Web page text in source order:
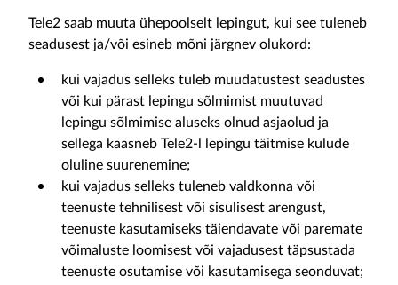
Tele2 saab muuta ühepoolselt lepingut, kui see tuleneb
seadusest ja/või esineb mõni järgnev olukord:
kui vajadus selleks tuleb muudatustest seadustes
või kui pärast lepingu sõlmimist muutuvad
lepingu sõlmimise aluseks olnud asjaolud ja
sellega kaasneb Tele2-l lepingu täitmise kulude
oluline suurenemine;
kui vajadus selleks tuleneb valdkonna või
teenuste tehnilisest või sisulisest arengust,
teenuste kasutamiseks täiendavate või paremate
võimaluste loomisest või vajadusest täpsustada
teenuste osutamise või kasutamisega seonduvat;